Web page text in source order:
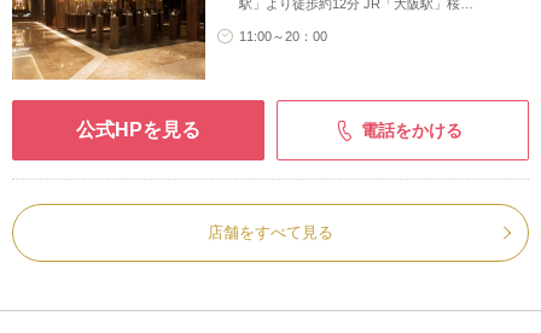
駅」より徒歩約12分 JR「大阪駅」桜…
11:00～20：00
公式HPを見る 電話をかける
店舗をすべて見る